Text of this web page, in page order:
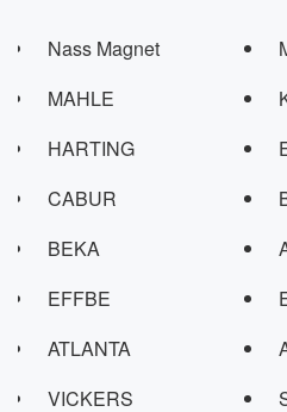
Nass Magnet
MAHLE
HARTING
CABUR
BEKA
EFFBE
ATLANTA
VICKERS